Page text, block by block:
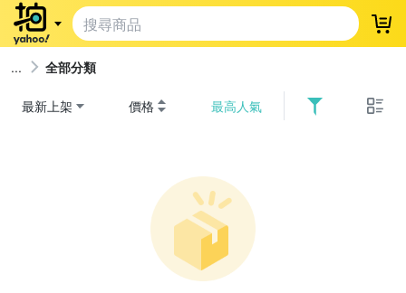
登
全部分類
最新上架 價格 最高人氣